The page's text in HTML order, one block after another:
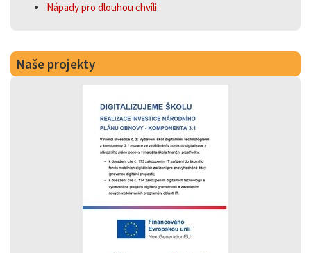
Nápady pro dlouhou chvíli
Naše projekty